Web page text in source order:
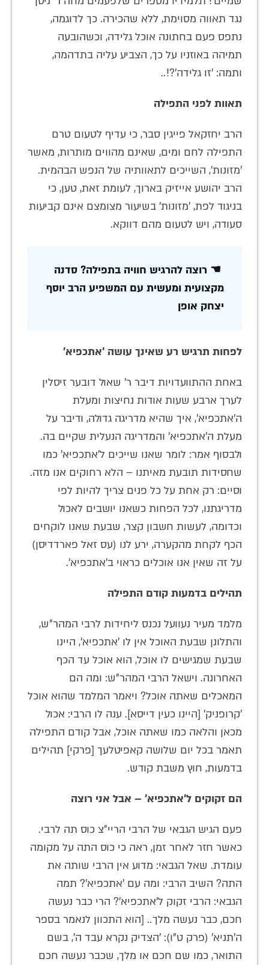
נגד תאווה מסוימת, ללא שהכירה. כך לדוגמה,
נתפס פעם בחתונה אוכל גלידה, וכשהובעה
תמיהה באוזניו על כך, הצביע עליה בתדהמה,
ותמה: 'זו גלידה'?!..
תאוות לפני התפילה
הרב יחזקאל פייגין סבר, כי עדיף לטעום טרם
התפילה לחם ומים, שאינם מהווים מותרות, מאשר
'מזונות', השייכים לתאוותיה של הנפש הבהמית.
הרב יהושע אייזיק בארוך, לעומת זאת, טען, כי
בניגוד לפת, 'מזונות' בשיעור מצומצם אינם קביעות
סעודה, ויש לטעום מהם דווקא.
☚ רוצה להרגיש חוויה בתפילה? סדנה
מקצועית ומעשית עם המשפיע הרב יוסף
יצחק אופן
לפחות תרגיש רע שאינך עושה 'אתכפיא'
באחת ההתוועדויות דיבר ר' שאול דובער זיסלין
לערך ארבע שעות אודות נחיצות ומעלת
ה'אתכפיא', איך שהיא מדריגה גדולה, ודיבר על
מעלת ה'אתכפיא' והמדריגה הנעלית שקיים בה.
ולבסוף אמר: לומר שאנו שייכים ל'אתכפיא' כמו
שחסידות תובעת מאיתנו – הלא רחוקים אנו מזה.
וסיים: רק אחת על כל פנים צריך להיות לפי
מדריגתנו, לכל הפחות כשאנו יושבים לאכול
וכדומה, לעשות חשבון קצר, שבעת שאנו לוקחים
הכף לקחת מהקערה, ירע לנו (עס זאל פארדדיסן)
על זה שאין אנו אוכלים כראוי ב'אתכפיא'.
תהילים בדמעות קודם התפילה
מלמד מעיר נעוועל נכנס ליחידות לרבי המהר"ש,
והתלונן שבעת האוכל אין לו 'אתכפיא', היינו
שבעת שמגישים לו אוכל, הוא אוכל עד הכף
האחרונה. וישאל הרבי המהר"ש: ומה הם
המאכלים שאתה אוכל? ויאמר המלמד שהוא אוכל
'קרופניק' [היינו כעין דייסא]. ענה לו הרבי: אכול
מכאן והלאה כמו שאתה אוכל, אבל קודם התפילה
תאמר בכל יום שלושה קאפיטלעך [פרקי] תהילים
בדמעות, חוץ משבת קודש.
הם זקוקים ל'אתכפיא' – אבל אני רוצה
פעם הגיש הגבאי של הרבי הריי"צ כוס תה לרבי.
כאשר חזר לאחר זמן, ראה כי כוס התה על מקומה
עומדת. שאל הגבאי: מדוע אין הרבי שותה את
התה? השיב הרבי: ומה עם 'אתכפיא'? תמה
הגבאי: הרבי זקוק ל'אתכפיא'? הרי כבר נעשה
חכם, כבר נעשה מלך.. [הוא התכוון לנאמר בספר
ה'תניא' (פרק ט"ו): 'הצדיק נקרא עבד ה', בשם
התואר, כמו שם חכם או מלך, שכבר נעשה חכם